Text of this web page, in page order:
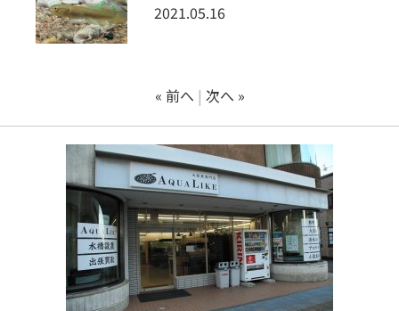
2021.05.16
« 前へ 次へ »